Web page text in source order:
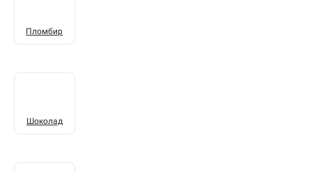
Пломбир
Шоколад